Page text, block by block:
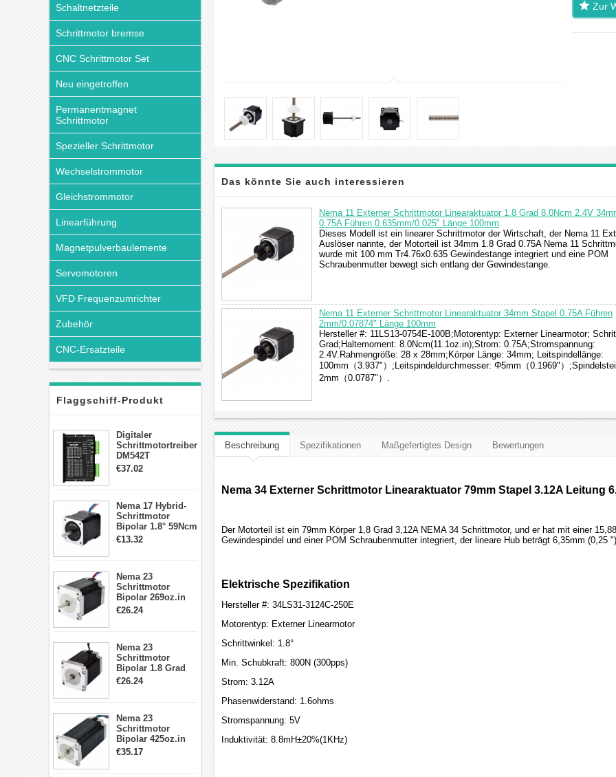
Schaltnetzteile
Schrittmotor bremse
CNC Schrittmotor Set
Neu eingetroffen
Permanentmagnet
Schrittmotor
Spezieller Schrittmotor
Wechselstrommotor
Gleichstrommotor
Linearführung
Magnetpulverbaulemente
Servomotoren
VFD Frequenzumrichter
Zubehör
CNC-Ersatzteile
Flaggschiff-Produkt
Digitaler
Schrittmotortreiber
DM542T
Schrittmotor
Schrittmotor
€37.02
Nema 17 Hybrid-
Schrittmotor
Bipolar 1.8° 59Ncm
2A 4 Drähte mit 1m
€13.32
Nema 23
Schrittmotor
Bipolar 269oz.in
2,8A 57x57x76mm
€26.24
Nema 23
Schrittmotor
Bipolar 1.8 Grad
1.9Nm 3A 3.36V 4
€26.24
Nema 23
Schrittmotor
Bipolar 425oz.in
4.2A 57x57x114mm
€35.17
Zur
Das könnte Sie auch interessieren
Nema 11 Externer Schrittmotor Linearaktuator 1.8 Grad 8.0Ncm 2.4V
0.75A Führen 0.635mm/0.025" Länge 100mm
Dieses Modell ist ein linearer Schrittmotor der Wirtschaft, der Nema 11
Auslöser nannte, der Motorteil ist 34mm 1.8 Grad 0.75A Nema 11
wurde mit 100 mm Tr4.76x0.635 Gewindestange integriert und eine POM
Schraubenmutter bewegt sich entlang der Gewindestange.
Nema 11 Externer Schrittmotor Linearaktuator 34mm Stapel 0.75A Führen
2mm/0.07874" Länge 100mm
Hersteller #: 11LS13-0754E-100B;Motorentyp: Externer Linearmotor;
Grad;Haltemoment: 8.0Ncm(11.1oz.in);Strom: 0.75A;Stromspannung:
2.4V.Rahmengröße: 28 x 28mm;Körper Länge: 34mm; Leitspindellänge:
100mm（3.937"）;Leitspindeldurchmesser: Φ5mm（0.1969"）
2mm（0.0787"）.
Beschreibung Spezifikationen Maßgefertigtes Design Bewertungen
Nema 34 Externer Schrittmotor Linearaktuator 79mm Stapel 3.12A Leitung
Der Motorteil ist ein 79mm Körper 1,8 Grad 3,12A NEMA 34 Schrittmotor, und er hat mit einer
Gewindespindel und einer POM Schraubenmutter integriert, der lineare Hub beträgt 6,35mm (0,25
Elektrische Spezifikation
Hersteller #: 34LS31-3124C-250E
Motorentyp: Externer Linearmotor
Schrittwinkel: 1.8°
Min. Schubkraft: 800N (300pps)
Strom: 3.12A
Phasenwiderstand: 1.6ohms
Stromspannung: 5V
Induktivität: 8.8mH±20%(1KHz)